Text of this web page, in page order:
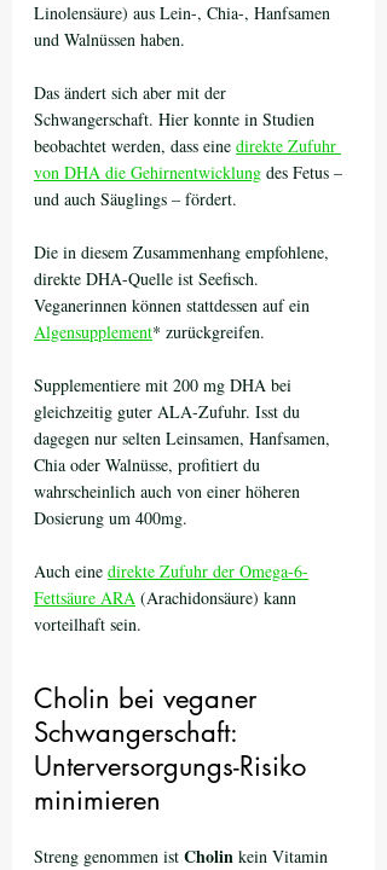
Linolensäure) aus Lein-, Chia-, Hanfsamen
und Walnüssen haben.
Das ändert sich aber mit der
Schwangerschaft. Hier konnte in Studien
beobachtet werden, dass eine direkte Zufuhr
von DHA die Gehirnentwicklung des Fetus –
und auch Säuglings – fördert.
Die in diesem Zusammenhang empfohlene,
direkte DHA-Quelle ist Seefisch.
Veganerinnen können stattdessen auf ein
Algensupplement* zurückgreifen.
Supplementiere mit 200 mg DHA bei
gleichzeitig guter ALA-Zufuhr. Isst du
dagegen nur selten Leinsamen, Hanfsamen,
Chia oder Walnüsse, profitiert du
wahrscheinlich auch von einer höheren
Dosierung um 400mg.
Auch eine direkte Zufuhr der Omega-6-
Fettsäure ARA (Arachidonsäure) kann
vorteilhaft sein.
Cholin bei veganer
Schwangerschaft:
Unterversorgungs-Risiko
minimieren
Streng genommen ist Cholin kein Vitamin